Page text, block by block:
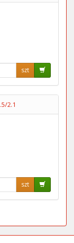
szt
2.1
szt